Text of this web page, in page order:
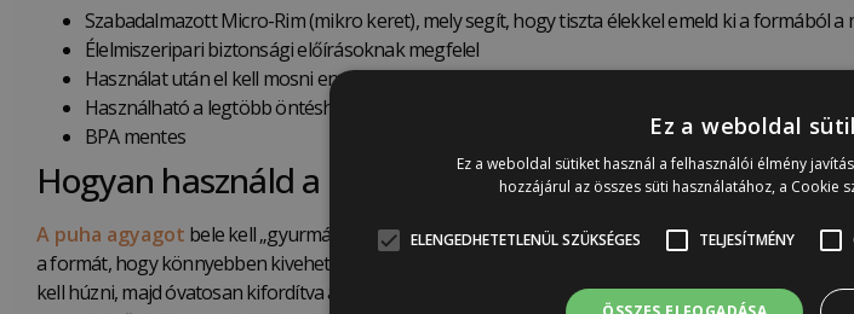
Szabadalmazott Micro-Rim (mikro keret), mely segít, hogy tiszta élekkel emeld ki a formából a
Élelmiszeripari biztonsági előírásoknak megfelel
Használat után el kell mosni enyhén szappanos vízzel
Használható a legtöbb öntéshez használt anyaggal
BPA mentes
Hogyan használd a Sparrows Nest bútordísz
A puha agyagot bele kell „gyurmázni” a formákba, (előtte érdemes esetleg kicsit hintőporral,
a formát, hogy könnyebben kivehető legyen majd az elkészült dekoráció). Ha belenyomkodtuk,
kell húzni, majd óvatosan kifordítva a formából tovább alakítható! Például ebben az előformázott
Ez a weboldal
Ez a weboldal sütiket használ a felhasználói élmény
hozzájárul az összes süti használatához, a Cookie
ELENGEDHETETLENÜL SZÜKSÉGES TELJESÍTMÉNY